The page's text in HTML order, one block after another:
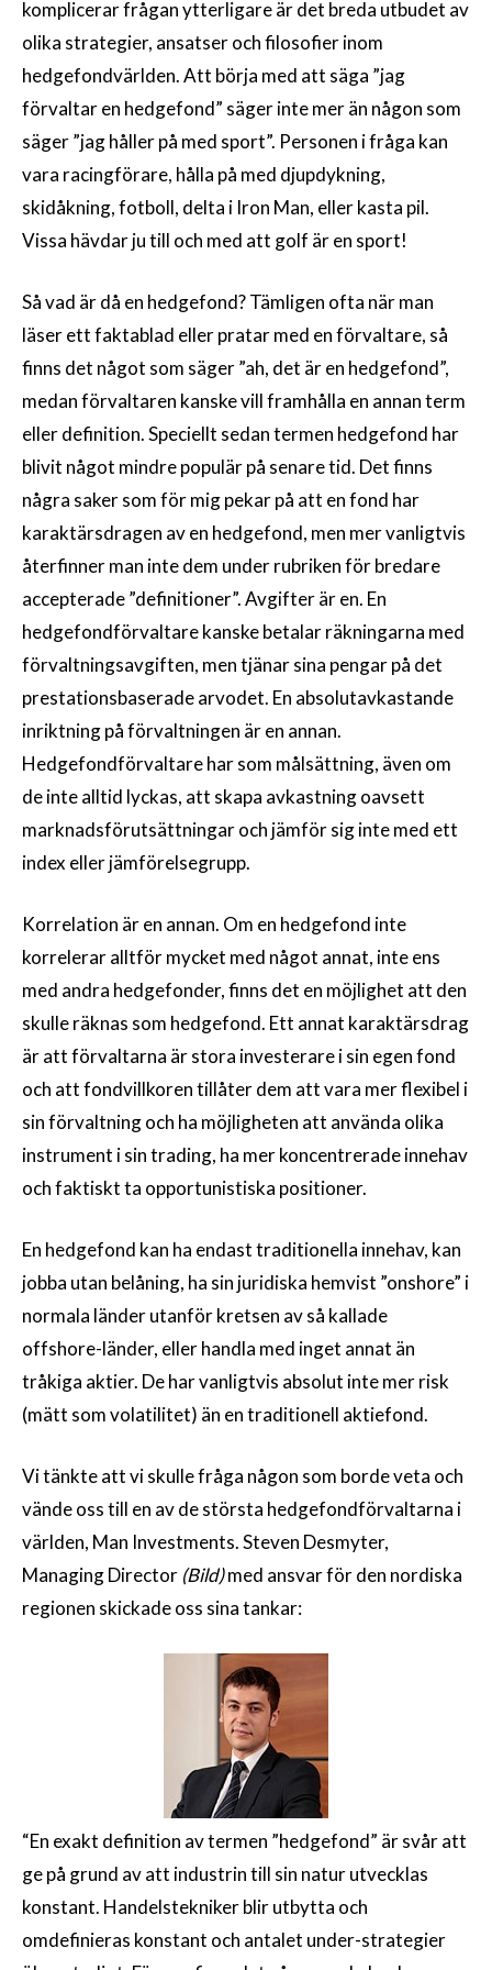
komplicerar frågan ytterligare är det breda utbudet av
olika strategier, ansatser och filosofier inom
hedgefondvärlden. Att börja med att säga ”jag
förvaltar en hedgefond” säger inte mer än någon som
säger ”jag håller på med sport”. Personen i fråga kan
vara racingförare, hålla på med djupdykning,
skidåkning, fotboll, delta i Iron Man, eller kasta pil.
Vissa hävdar ju till och med att golf är en sport!
Så vad är då en hedgefond? Tämligen ofta när man
läser ett faktablad eller pratar med en förvaltare, så
finns det något som säger ”ah, det är en hedgefond”,
medan förvaltaren kanske vill framhålla en annan term
eller definition. Speciellt sedan termen hedgefond har
blivit något mindre populär på senare tid. Det finns
några saker som för mig pekar på att en fond har
karaktärsdragen av en hedgefond, men mer vanligtvis
återfinner man inte dem under rubriken för bredare
accepterade ”definitioner”. Avgifter är en. En
hedgefondförvaltare kanske betalar räkningarna med
förvaltningsavgiften, men tjänar sina pengar på det
prestationsbaserade arvodet. En absolutavkastande
inriktning på förvaltningen är en annan.
Hedgefondförvaltare har som målsättning, även om
de inte alltid lyckas, att skapa avkastning oavsett
marknadsförutsättningar och jämför sig inte med ett
index eller jämförelsegrupp.
Korrelation är en annan. Om en hedgefond inte
korrelerar alltför mycket med något annat, inte ens
med andra hedgefonder, finns det en möjlighet att den
skulle räknas som hedgefond. Ett annat karaktärsdrag
är att förvaltarna är stora investerare i sin egen fond
och att fondvillkoren tillåter dem att vara mer flexibel i
sin förvaltning och ha möjligheten att använda olika
instrument i sin trading, ha mer koncentrerade innehav
och faktiskt ta opportunistiska positioner.
En hedgefond kan ha endast traditionella innehav, kan
jobba utan belåning, ha sin juridiska hemvist ”onshore” i
normala länder utanför kretsen av så kallade
offshore-länder, eller handla med inget annat än
tråkiga aktier. De har vanligtvis absolut inte mer risk
(mätt som volatilitet) än en traditionell aktiefond.
Vi tänkte att vi skulle fråga någon som borde veta och
vände oss till en av de största hedgefondförvaltarna i
världen, Man Investments. Steven Desmyter,
Managing Director (Bild)med ansvar för den nordiska
regionen skickade oss sina tankar:
“En exakt definition av termen ”hedgefond” är svår att
ge på grund av att industrin till sin natur utvecklas
konstant. Handelstekniker blir utbytta och
omdefinieras konstant och antalet under-strategier